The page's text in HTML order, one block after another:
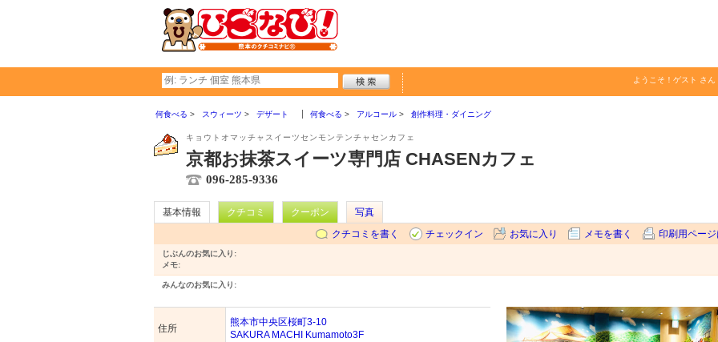
ようこそ！ ゲスト さん
何食べる スウィーツ デザート 何食べる アルコール 創作料理・ダイニング
キョウトオマッチャスイーツセンモンテンチャセンカフェ
京都お抹茶スイーツ専門店 CHASENカフェ
096-285-9336
基本情報 クチコミ クーポン
写真
クチコミを書く
チェックイン お気に入り メモを書く 印刷用ページ
じぶんのお気に入り:
メモ:
みんなのお気に入り:
住所
熊本市中央区桜町3-10
SAKURA MACHI Kumamoto3F